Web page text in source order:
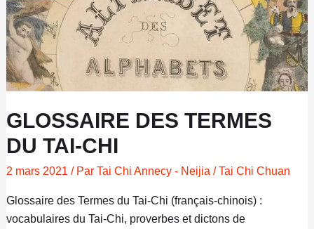
GLOSSAIRE DES TERMES
DU TAI-CHI
2 mars 2021 / Par Tai Chi Annecy - Neijia /Tai Chi Chuan
Glossaire des Termes du Tai-Chi (français-chinois) :
vocabulaires du Tai-Chi, proverbes et dictons de